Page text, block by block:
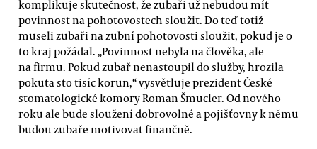
komplikuje skutečnost, že zubaři už nebudou mít
povinnost na pohotovostech sloužit. Do teď totiž
museli zubaři na zubní pohotovosti sloužit, pokud je o
to kraj požádal. „Povinnost nebyla na člověka, ale
na firmu. Pokud zubař nenastoupil do služby, hrozila
pokuta sto tisíc korun,“ vysvětluje prezident České
stomatologické komory Roman Šmucler. Od nového
roku ale bude sloužení dobrovolné a pojišťovny k němu
budou zubaře motivovat finančně.